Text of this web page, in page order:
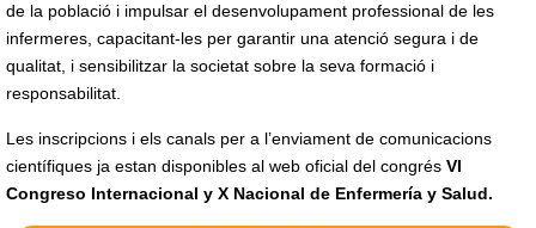
de la població i impulsar el desenvolupament professional de les
infermeres, capacitant-les per garantir una atenció segura i de
qualitat, i sensibilitzar la societat sobre la seva formació i
responsabilitat.
Les inscripcions i els canals per a l’enviament de comunicacions
científiques ja estan disponibles al web oficial del congrés VI
Congreso Internacional y X Nacional de Enfermería y Salud.